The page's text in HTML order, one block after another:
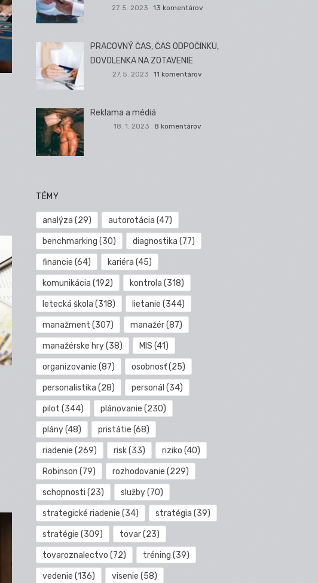
27. 5. 2023 13 komentárov
PRACOVNÝ ČAS, ČAS ODPOČINKU,
DOVOLENKA NA ZOTAVENIE
27. 5. 2023 11 komentárov
Reklama a médiá
18. 1. 2023 8 komentárov
TÉMY
analýza (29) autorotácia (47)
benchmarking (30) diagnostika (77)
financie (64) kariéra (45)
komunikácia (192) kontrola (318)
letecká škola (318) lietanie (344)
manažment (307) manažér(87)
manažérske hry(38) MIS (41)
organizovanie (87) osobnosť(25)
personalistika (28) personál (34)
pilot (344) plánovanie (230)
plány(48) pristátie (68)
riadenie (269) risk(33) riziko (40)
Robinson (79) rozhodovanie (229)
schopnosti (23) služby(70)
strategické riadenie (34) stratégia (39)
stratégie (309) tovar(23)
tovaroznalectvo (72) tréning (39)
vedenie (136) visenie (58)